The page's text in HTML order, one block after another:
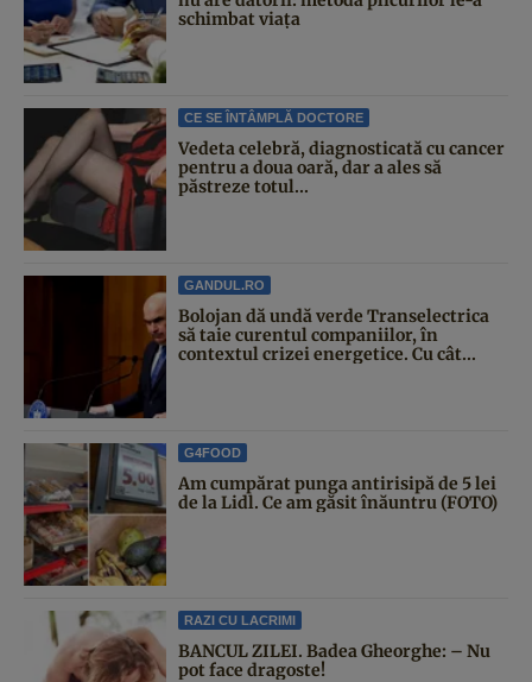
schimbat viața
CE SE ÎNTÂMPLĂ DOCTORE
Vedeta celebră, diagnosticată cu cancer
pentru a doua oară, dar a ales să
păstreze totul...
GANDUL.RO
Bolojan dă undă verde Transelectrica
să taie curentul companiilor, în
contextul crizei energetice. Cu cât...
G4FOOD
Am cumpărat punga antirisipă de 5 lei
de la Lidl. Ce am găsit înăuntru (FOTO)
RAZI CU LACRIMI
BANCUL ZILEI. Badea Gheorghe: – Nu
pot face dragoste!